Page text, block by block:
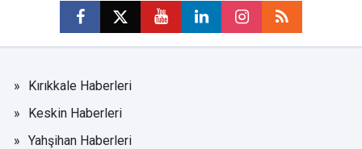
Kırıkkale Haberleri
Keskin Haberleri
Yahşihan Haberleri